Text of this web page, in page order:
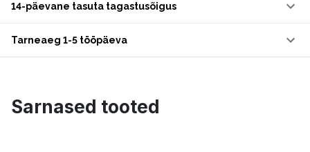
14-päevane tasuta tagastusõigus
Tarneaeg 1-5 tööpäeva
Sarnased tooted